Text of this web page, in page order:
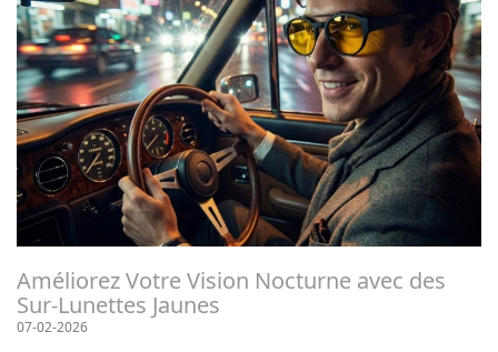
Améliorez Votre Vision Nocturne avec des
Sur-Lunettes Jaunes
07-02-2026